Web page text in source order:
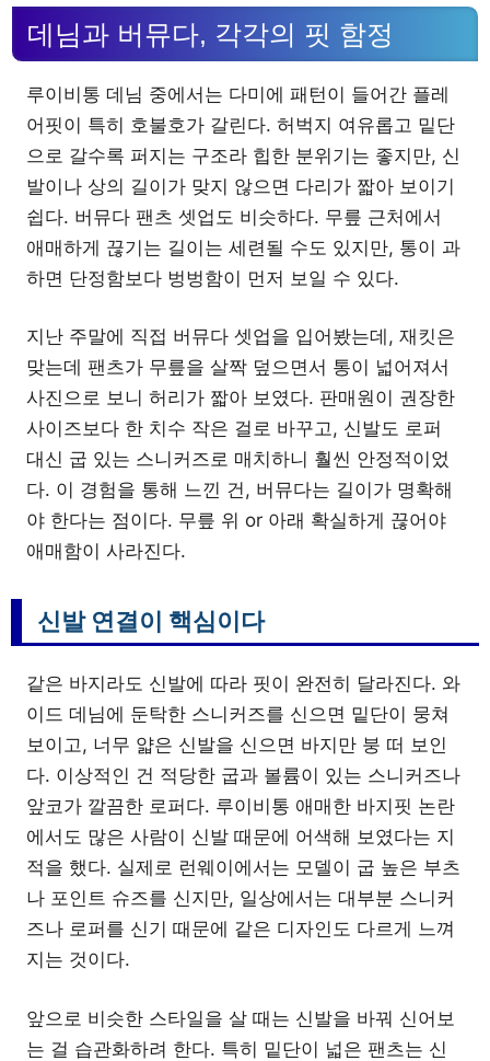
데님과 버뮤다, 각각의 핏 함정
루이비통 데님 중에서는 다미에 패턴이 들어간 플레
어핏이 특히 호불호가 갈린다. 허벅지 여유롭고 밑단
으로 갈수록 퍼지는 구조라 힙한 분위기는 좋지만, 신
발이나 상의 길이가 맞지 않으면 다리가 짧아 보이기
쉽다. 버뮤다 팬츠 셋업도 비슷하다. 무릎 근처에서
애매하게 끊기는 길이는 세련될 수도 있지만, 통이 과
하면 단정함보다 벙벙함이 먼저 보일 수 있다.
지난 주말에 직접 버뮤다 셋업을 입어봤는데, 재킷은
맞는데 팬츠가 무릎을 살짝 덮으면서 통이 넓어져서
사진으로 보니 허리가 짧아 보였다. 판매원이 권장한
사이즈보다 한 치수 작은 걸로 바꾸고, 신발도 로퍼
대신 굽 있는 스니커즈로 매치하니 훨씬 안정적이었
다. 이 경험을 통해 느낀 건, 버뮤다는 길이가 명확해
야 한다는 점이다. 무릎 위 or 아래 확실하게 끊어야
애매함이 사라진다.
신발 연결이 핵심이다
같은 바지라도 신발에 따라 핏이 완전히 달라진다. 와
이드 데님에 둔탁한 스니커즈를 신으면 밑단이 뭉쳐
보이고, 너무 얇은 신발을 신으면 바지만 붕 떠 보인
다. 이상적인 건 적당한 굽과 볼륨이 있는 스니커즈나
앞코가 깔끔한 로퍼다. 루이비통 애매한 바지핏 논란
에서도 많은 사람이 신발 때문에 어색해 보였다는 지
적을 했다. 실제로 런웨이에서는 모델이 굽 높은 부츠
나 포인트 슈즈를 신지만, 일상에서는 대부분 스니커
즈나 로퍼를 신기 때문에 같은 디자인도 다르게 느껴
지는 것이다.
앞으로 비슷한 스타일을 살 때는 신발을 바꿔 신어보
는 걸 습관화하려 한다. 특히 밑단이 넓은 팬츠는 신